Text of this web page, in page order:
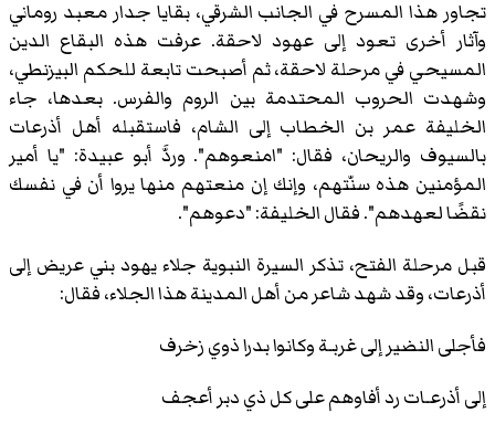
تجاور هذا المسرح في الجانب الشرقي، بقايا جدار معبد روماني
وآثار أخرى تعود إلى عهود لاحقة. عرفت هذه البقاع الدين
المسيحي في مرحلة لاحقة، ثم أصبحت تابعة للحكم البيزنطي،
وشهدت الحروب المحتدمة بين الروم والفرس. بعدها، جاء
الخليفة عمر بن الخطاب إلى الشام، فاستقبله أهل أذرعات
بالسيوف والريحان، فقال: "امنعوهم". وردَّ أبو عبيدة: "يا أمير
المؤمنين هذه سنّتهم، وإنك إن منعتهم منها يروا أن في نفسك
نقضًا لعهدهم". فقال الخليفة: "دعوهم".
قبل مرحلة الفتح، تذكر السيرة النبوية جلاء يهود بني عريض إلى
أذرعات، وقد شهد شاعر من أهل المدينة هذا الجلاء، فقال:
فأجلى النضير إلى غربـة وكانوا بدرا ذوي زخرف
إلى أذرعـات رد أفاوهم على كل ذي دبر أعجف